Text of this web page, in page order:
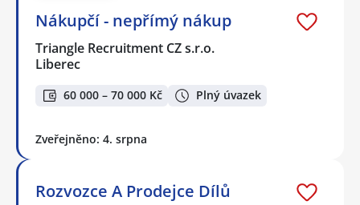
Nákupčí - nepřímý nákup
Triangle Recruitment CZ s.r.o.
Liberec
60 000 – 70 000 Kč Plný úvazek
Zveřejněno: 4. srpna
Rozvozce A Prodejce Dílů